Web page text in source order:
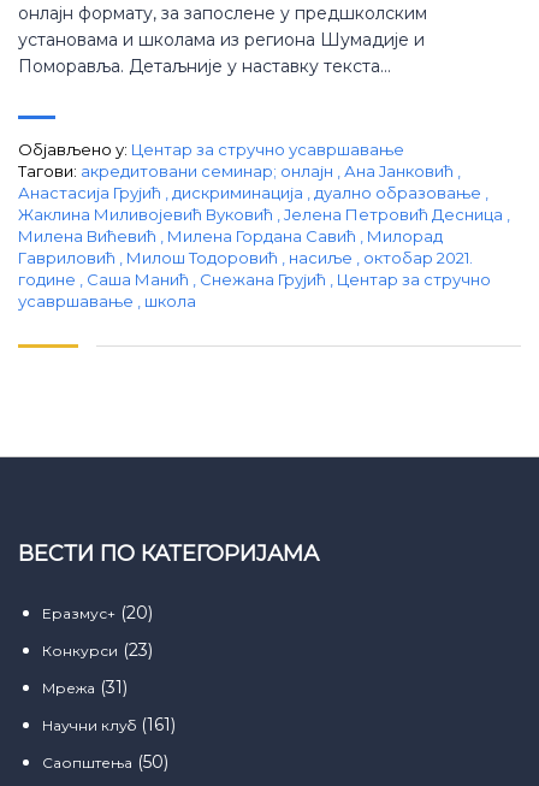
онлајн формату, за запослене у предшколским
установама и школама из региона Шумадије и
Поморавља. Детаљније у наставку текста…
Објављено у: Центар за стручно усавршавање
Тагови: акредитовани семинар; онлајн Ана Јанковић
Анастасија Грујић
дискриминација дуално образовање
Жаклина Миливојевић Вуковић
Јелена Петровић Десница
Милена Вићевић
Милена Гордана Савић
Милорад
Гавриловић
Милош Тодоровић насиље
октобар 2021.
године
Саша Манић Снежана Грујић
Центар за стручно
усавршавање
школа
ВЕСТИ ПО КАТЕГОРИЈАМА
Еразмус+ (20)
Конкурси (23)
Мрежа (31)
Научни клуб (161)
Саопштења (50)